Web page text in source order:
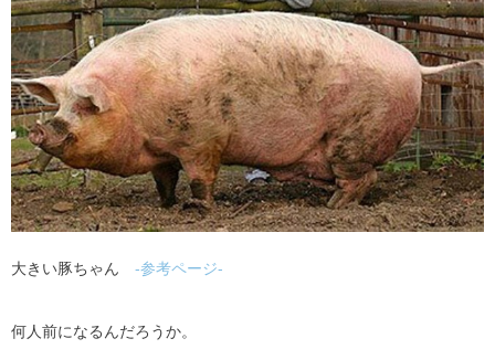
大きい豚ちゃん -参考ページ-
何人前になるんだろうか。